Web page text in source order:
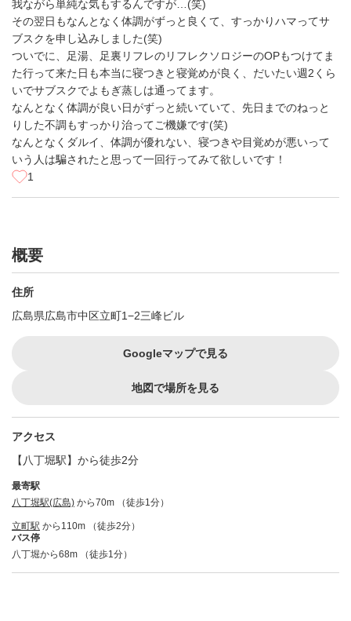
我ながら単純な気もするんですが…(笑)
その翌日もなんとなく体調がずっと良くて、すっかりハマってサ
ブスクを申し込みしました(笑)
ついでに、足湯、足裏リフレのリフレクソロジーのOPもつけてま
た行って来た日も本当に寝つきと寝覚めが良く、だいたい週2くら
いでサブスクでよもぎ蒸しは通ってます。
なんとなく体調が良い日がずっと続いていて、先日までのねっと
りした不調もすっかり治ってご機嫌です(笑)
なんとなくダルイ、体調が優れない、寝つきや目覚めが悪いって
いう人は騙されたと思って一回行ってみて欲しいです！
1
概要
住所
広島県広島市中区立町1−2三峰ビル
Googleマップで見る
地図で場所を見る
アクセス
【八丁堀駅】から徒歩2分
最寄駅
八丁堀駅(広島) から70m （徒歩1分）
立町駅 から110m （徒歩2分）
バス停
八丁堀から68m （徒歩1分）